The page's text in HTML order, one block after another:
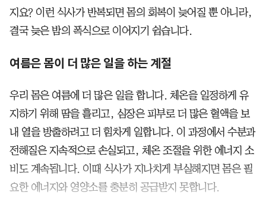
지요? 이런 식사가 반복되면 몸의 회복이 늦어질 뿐 아니라,
결국 늦은 밤의 폭식으로 이어지기 쉽습니다.
여름은 몸이 더 많은 일을 하는 계절
우리 몸은 여름에 더 많은 일을 합니다. 체온을 일정하게 유
지하기 위해 땀을 흘리고, 심장은 피부로 더 많은 혈액을 보
내 열을 방출하려고 더 힘차게 일합니다. 이 과정에서 수분과
전해질은 지속적으로 손실되고, 체온 조절을 위한 에너지 소
비도 계속됩니다. 이때 식사가 지나치게 부실해지면 몸은 필
요한 에너지와 영양소를 충분히 공급받지 못합니다.